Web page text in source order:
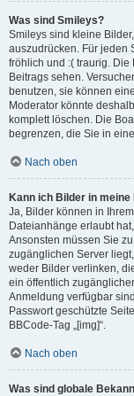
Was sind Smileys?
Smileys sind kleine
auszudrücken. Für jeden
fröhlich und :( traurig.
Beitrags sehen.
benutzen, sie können
Moderator könnte
komplett löschen. Die
begrenzen, die Sie in
Nach oben
Kann ich Bilder in
Ja, Bilder können in
Dateianhänge erlaubt
Ansonsten müssen Sie
zugänglichen Server
weder Bilder verlinken,
ein öffentlich
Anmeldung verfügbar
Passwort geschützte
BBCode-Tag „[img]“.
Nach oben
Was sind globale